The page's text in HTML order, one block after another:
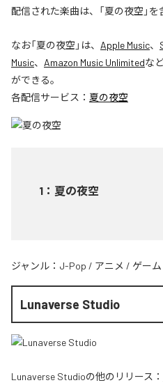
配信された楽曲は、「夏の夜空」を
なお「夏の夜空 」は、 Apple Music、
Music、 Amazon Music Unlimitedな
ができる。
各配信サービス： 夏の夜空
1 ： 夏の夜空
ジャンル： J-Pop / アニメ / ゲーム
Lunaverse Studio
Lunaverse Studioの他のリリース：